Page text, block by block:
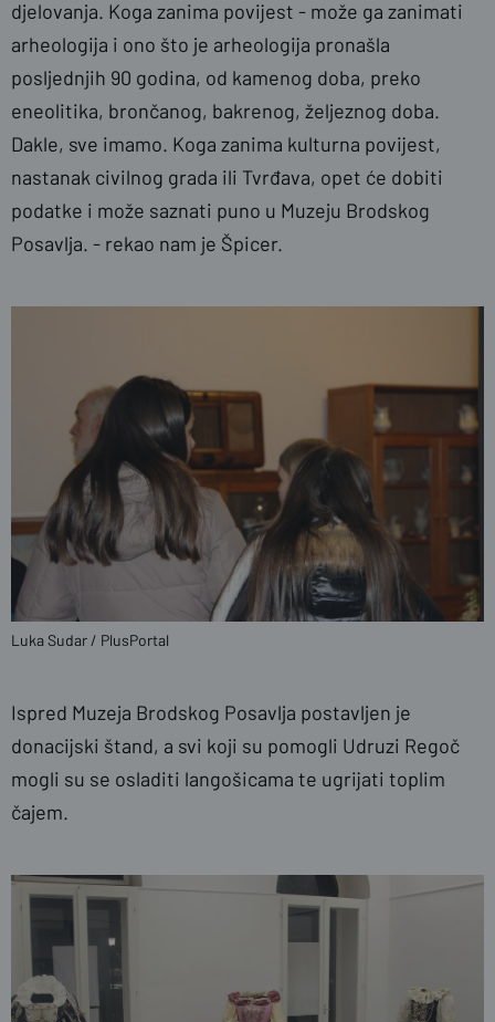
djelovanja. Koga zanima povijest - može ga zanimati
arheologija i ono što je arheologija pronašla
posljednjih 90 godina, od kamenog doba, preko
eneolitika, brončanog, bakrenog, željeznog doba.
Dakle, sve imamo. Koga zanima kulturna povijest,
nastanak civilnog grada ili Tvrđava, opet će dobiti
podatke i može saznati puno u Muzeju Brodskog
Posavlja. - rekao nam je Špicer.
Luka Sudar / PlusPortal
Ispred Muzeja Brodskog Posavlja postavljen je
donacijski štand, a svi koji su pomogli Udruzi Regoč
mogli su se osladiti langošicama te ugrijati toplim
čajem.